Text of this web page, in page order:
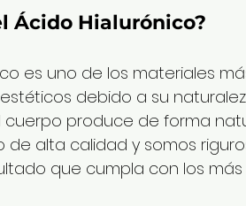
Ácido Hialurónico?
es uno de los materiales
debido a su
produce de forma
de alta calidad y somos
que cumpla con los